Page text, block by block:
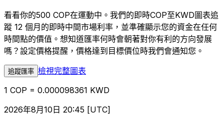
看看你的500 COP在運動中。我們的即時COP至KWD圖表追
蹤 12 個月的即時中間市場利率，並準確顯示您的資金在任何
時間點的價值。想知道匯率何時會朝著對你有利的方向發展
嗎？設定價格提醒，價格達到目標價位時我們會通知您。
追蹤匯率 檢視完整圖表
1 COP = 0.000098361 KWD
2026年8月10日 20:45 [UTC]